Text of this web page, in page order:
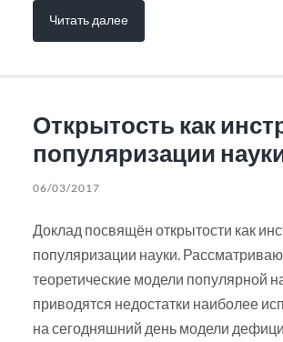
Читать далее
Открытость как
популяризации
06/03/2017
Доклад посвящён открытости как
популяризации науки.
теоретические модели популярной
приводятся недостатки наиболее
на сегодняшний день модели